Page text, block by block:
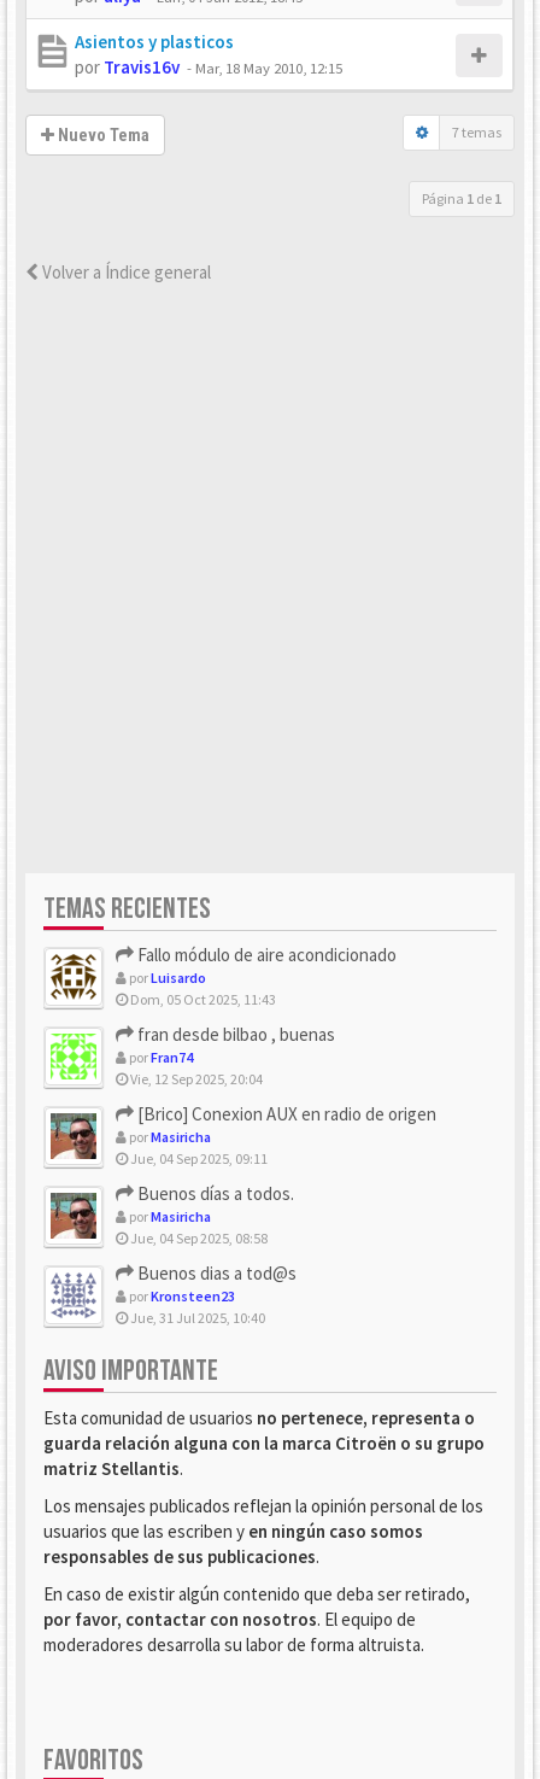
Asientos y plasticos
por Travis16v - Mar, 18 May 2010, 12:15
Nuevo Tema 7 temas
Página 1 de 1
Volver a Índice general
TEMAS RECIENTES
Fallo módulo de aire acondicionado
porLuisardo
Dom, 05 Oct 2025, 11:43
fran desde bilbao , buenas
porFran74
Vie, 12 Sep 2025, 20:04
[Brico] Conexion AUX en radio de origen
porMasiricha
Jue, 04 Sep 2025, 09:11
Buenos días a todos.
porMasiricha
Jue, 04 Sep 2025, 08:58
Buenos dias a tod@s
porKronsteen23
Jue, 31 Jul 2025, 10:40
AVISO IMPORTANTE
Esta comunidad de usuarios no pertenece, representa o
guarda relación alguna con la marca Citroën o su grupo
matriz Stellantis.
Los mensajes publicados reflejan la opinión personal de los
usuarios que las escriben y en ningún caso somos
responsables de sus publicaciones.
En caso de existir algún contenido que deba ser retirado,
por favor, contactar con nosotros. El equipo de
moderadores desarrolla su labor de forma altruista.
FAVORITOS